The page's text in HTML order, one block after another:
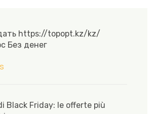
https://topopt.kz/kz/
Без денег
Black Friday: le offerte più